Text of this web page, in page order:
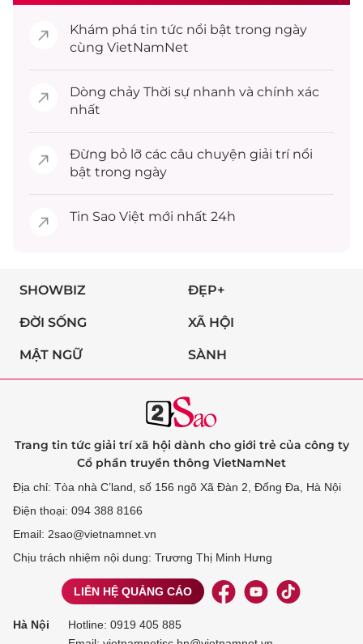
Khám phá tin tức nổi bật trong ngày
cùng VietNamNet
Dòng chảy Thời sự nhanh và chính xác
nhất
Đừng bỏ lỡ các câu chuyện giải trínổi
bật trong ngày
Tin Sao Việt mới nhất 24h
SHOWBIZ ĐẸP+
ĐỜI SỐNG XÃ HỘI
MẬT NGỮ SÀNH
Trang tin tức giải trí xã hội dành cho giới trẻ của công ty
Cổ phần truyền thông VietNamNet
Địa chỉ: Tòa nhà C’land, số 156 ngõ Xã Đàn 2, Đống Đa, Hà Nội
Điện thoại: 094 388 8166
Email: 2sao@vietnamnet.vn
Chịu trách nhiệm nội dung: Trương Thị Minh Hưng
LIÊN HỆ QUẢNG CÁO
Hà Nội Hotline: 0919 405 885